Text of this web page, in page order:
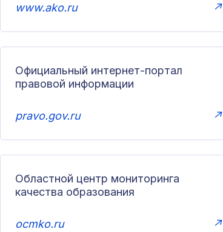
www.ako.ru ↗
Официальный интернет-портал
правовой информации
pravo.gov.ru ↗
Областной центр мониторинга
качества образования
ocmko.ru ↗